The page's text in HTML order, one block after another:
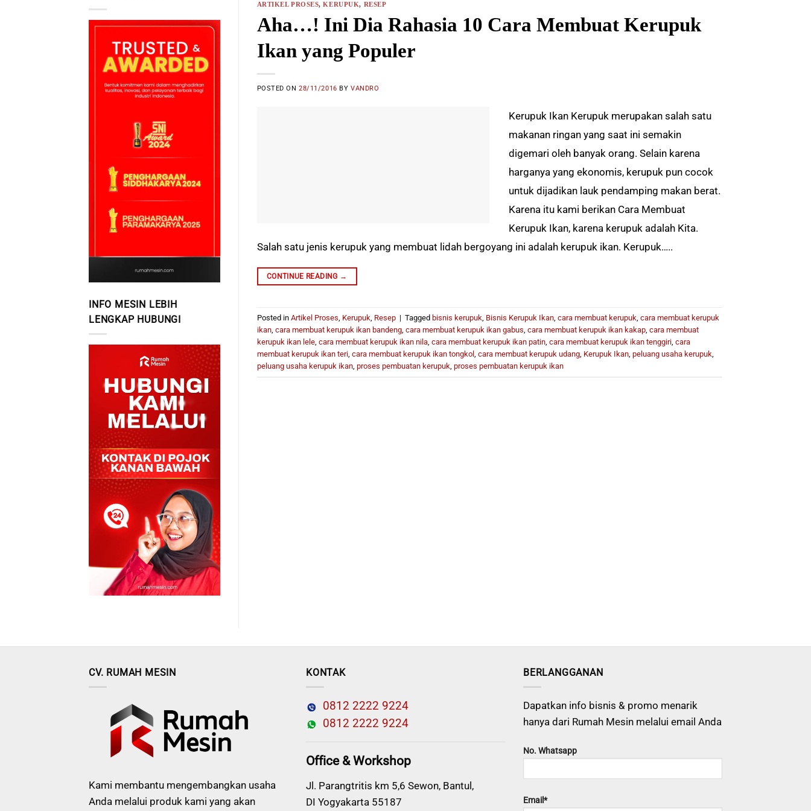
INFO MESIN LEBIH
LENGKAP HUBUNGI
ARTIKEL PROSES,KERUPUK, RESEP
Aha…! Ini Dia Rahasia 10 Cara Membuat Kerupuk
Ikan yang Populer
POSTED ON28/11/2016 BY VANDRO
Kerupuk Ikan Kerupuk merupakan salah satu
makanan ringan yang saat ini semakin
digemari oleh banyak orang. Selain karena
harganya yang ekonomis, kerupuk pun cocok
untuk dijadikan lauk pendamping makan berat.
Karena itu kami berikan Cara Membuat
Kerupuk Ikan, karena kerupuk adalah Kita.
Salah satu jenis kerupuk yang membuat lidah bergoyang ini adalah kerupuk ikan. Kerupuk…..
CONTINUE READING →
Posted in Artikel Proses Kerupuk Resep | Tagged bisnis kerupuk Bisnis Kerupuk Ikan, cara membuat kerupuk cara membuat kerupuk
ikan, cara membuat kerupuk ikan bandeng, cara membuat kerupuk ikan gabus cara membuat kerupuk ikan kakap, cara membuat
kerupuk ikan lele, cara membuat kerupuk ikan nila, cara membuat kerupuk ikan patin, cara membuat kerupuk ikan tenggiri, cara
membuat kerupuk ikan teri, cara membuat kerupuk ikan tongkol, cara membuat kerupuk udang, Kerupuk Ikan, peluang usaha kerupuk
peluang usaha kerupuk ikan, proses pembuatan kerupuk proses pembuatan kerupuk ikan
CV. RUMAH MESIN
Kami membantu mengembangkan usaha
Anda melalui produk kami yang akan
KONTAK
0812 2222 9224
0812 2222 9224
Office & Workshop
Jl. Parangtritis km 5,6 Sewon, Bantul,
DI Yogyakarta 55187
BERLANGGANAN
Dapatkan info bisnis & promo menarik
hanya dari Rumah Mesin melalui email Anda
No. Whatsapp
Email*